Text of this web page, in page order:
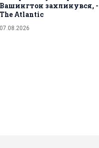
Вашингтон захлинувся, -
The Atlantic
07.08.2026